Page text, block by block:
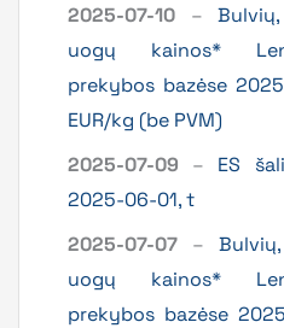
2025-07-10 –
uogų kainos*
prekybos bazėse
EUR/kg (be PVM)
2025-07-09 – ES
2025-06-01, t
2025-07-07 –
uogų kainos*
prekybos bazėse